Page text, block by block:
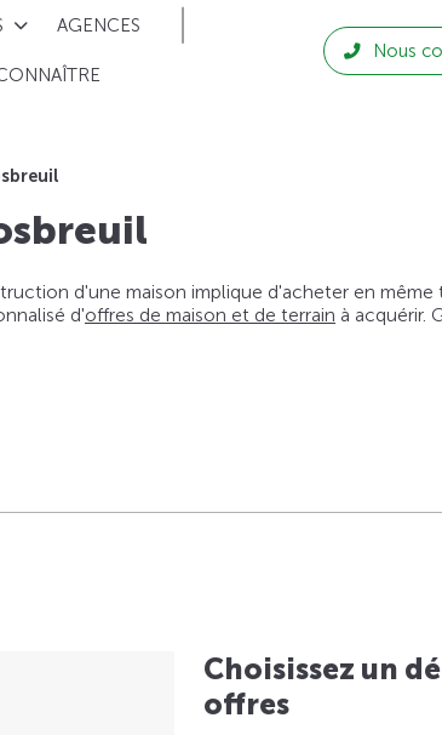
AGENCES
Nous
d'une maison implique d'acheter en
d'offres de maison et de terrain à acquérir.
Choisissez un
offres